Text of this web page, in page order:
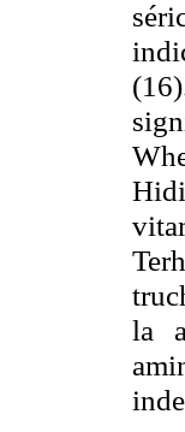
(
la